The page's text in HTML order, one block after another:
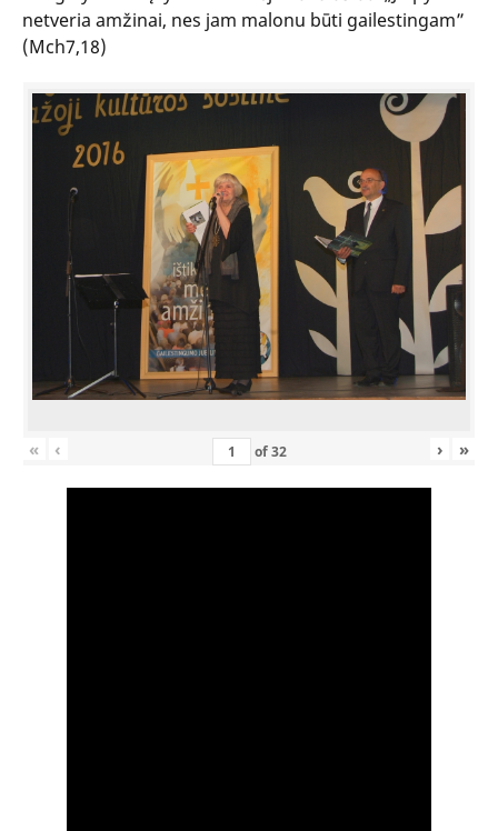
netveria amžinai, nes jam malonu būti gailestingam”
(Mch7,18)
« ‹ of32 › »